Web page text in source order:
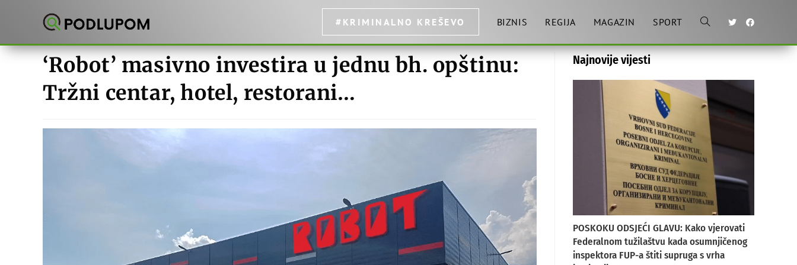
#KRIMINALNO KREŠEVO BIZNIS REGIJA MAGAZIN SPORT Toggle
search
‘Robot’ masivno investira u jednu bh. opštinu:
Tržni centar, hotel, restorani…
Najnovije vijesti
POSKOKU ODSJEĆI GLAVU: Kako vjerovati
Federalnom tužilaštvu kada osumnjičenog
inspektora FUP-a štiti supruga s vrha